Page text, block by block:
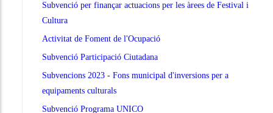
Subvenció per finançar actuacions per les àrees de Festival i
Cultura
Activitat de Foment de l'Ocupació
Subvenció Participació Ciutadana
Subvencions 2023 - Fons municipal d'inversions per a
equipaments culturals
Subvenció Programa UNICO